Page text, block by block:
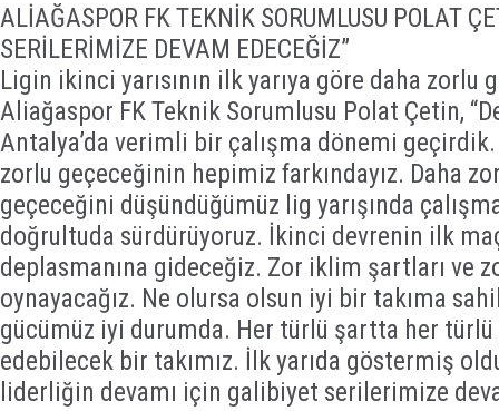
ALİAĞASPOR FK TEKNİK SORUMLUSU POLAT
SERİLERİMİZE DEVAM EDECEĞİZ”
Ligin ikinci yarısının ilk yarıya göre daha
Aliağaspor FK Teknik Sorumlusu Polat Çetin,
Antalya’da verimli bir çalışma dönemi geçirdik.
zorlu geçeceğinin hepimiz farkındayız. Daha
geçeceğini düşündüğümüz lig yarışında
doğrultuda sürdürüyoruz. İkinci devrenin ilk
deplasmanına gideceğiz. Zor iklim şartları ve
oynayacağız. Ne olursa olsun iyi bir takıma
gücümüz iyi durumda. Her türlü şartta her türlü
edebilecek bir takımız. İlk yarıda göstermiş
liderliğin devamı için galibiyet serilerimize